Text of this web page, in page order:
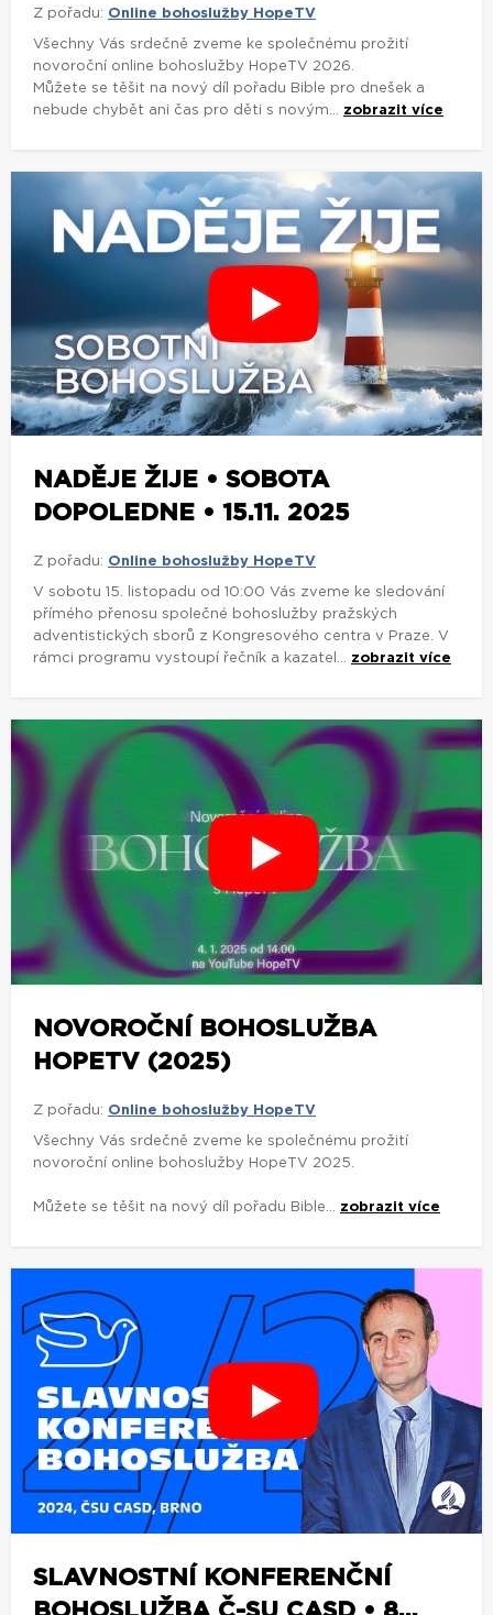
Z pořadu: Online bohoslužby HopeTV
Všechny Vás srdečně zveme ke společnému prožití
novoroční online bohoslužby HopeTV 2026.
Můžete se těšit na nový díl pořadu Bible pro dnešek a
nebude chybět ani čas pro děti s novým... zobrazit více
NADĚJE ŽIJE • SOBOTA
DOPOLEDNE • 15.11. 2025
Z pořadu: Online bohoslužby HopeTV
V sobotu 15. listopadu od 10:00 Vás zveme ke sledování
přímého přenosu společné bohoslužby pražských
adventistických sborů z Kongresového centra v Praze. V
rámci programu vystoupí řečník a kazatel... zobrazit více
NOVOROČNÍ BOHOSLUŽBA
HOPETV (2025)
Z pořadu: Online bohoslužby HopeTV
Všechny Vás srdečně zveme ke společnému prožití
novoroční online bohoslužby HopeTV 2025.
Můžete se těšit na nový díl pořadu Bible... zobrazit více
SLAVNOSTNÍ KONFERENČNÍ